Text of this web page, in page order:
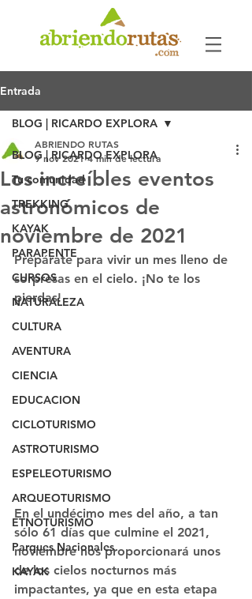
Entrada
BLOG | RICARDO EXPLORA
Tu comunidad
TREKKING
KAYAK
PARAPENTE
CURSOS
NATURALEZA
CULTURA
AVENTURA
CIENCIA
EDUCACION
CICLOTURISMO
ASTROTURISMO
ESPELEOTURISMO
ARQUEOTURISMO
ETNOTURISMO
Parques Nacionales
KAYAK
BLOG | RICARDO EXPLORA
Los increíbles eventos
astronómicos de
noviembre de 2021
ABRIENDO RUTAS
9 nov 2021 4 min de lectura
Prepárate para vivir un mes lleno de
sorpresas en el cielo. ¡No te los
pierdas!
En el undécimo mes del año, a tan
sólo 61 días que culmine el 2021,
noviembre nos proporcionará unos
de los cielos nocturnos más
impactantes, ya que en esta etapa